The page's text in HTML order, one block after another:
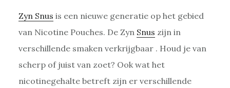
Zyn Snus is een nieuwe generatie op het gebied
van Nicotine Pouches. De Zyn Snus zijn in
verschillende smaken verkrijgbaar . Houd je van
scherp of juist van zoet? Ook wat het
nicotinegehalte betreft zijn er verschillende